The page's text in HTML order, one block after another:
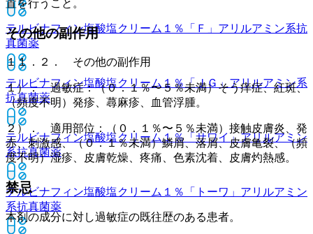
テルビナフィン塩酸塩クリーム１％「Ｆ」 アリルアミン系抗
真菌薬
テルビナフィン塩酸塩クリーム１％「ＪＧ」 アリルアミン系
抗真菌薬
テルビナフィン塩酸塩クリーム１％「サワイ」アリルアミン
系抗真菌薬
テルビナフィン塩酸塩クリーム１％「トーワ」 アリルアミン
系抗真菌薬
置を行うこと。
その他の副作用
１１．２． その他の副作用
１）． 過敏症：（０．１％〜５％未満）そう痒症、紅斑、
（頻度不明）発疹、蕁麻疹、血管浮腫。
２）． 適用部位：（０．１％〜５％未満）接触皮膚炎、発
赤、刺激感、（０．１％未満）鱗屑、落屑、皮膚亀裂、（頻
度不明）湿疹、皮膚乾燥、疼痛、色素沈着、皮膚灼熱感。
禁忌
本剤の成分に対し過敏症の既往歴のある患者。